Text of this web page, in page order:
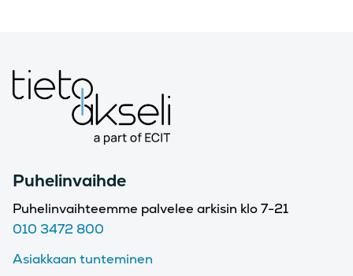
Puhelinvaihde
Puhelinvaihteemme palvelee arkisin klo 7-21
010 3472 800
Asiakkaan tunteminen